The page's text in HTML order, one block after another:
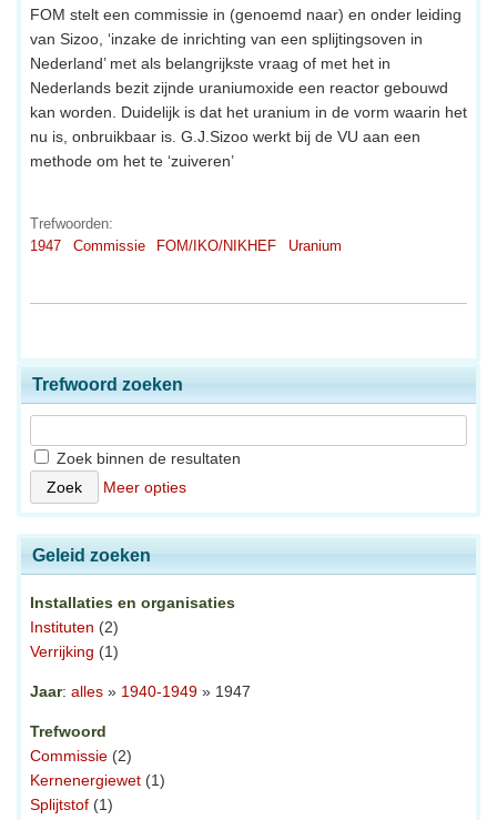
FOM stelt een commissie in (genoemd naar) en onder leiding
van Sizoo, ‘inzake de inrichting van een splijtingsoven in
Nederland’ met als belangrijkste vraag of met het in
Nederlands bezit zijnde uraniumoxide een reactor gebouwd
kan worden. Duidelijk is dat het uranium in de vorm waarin het
nu is, onbruikbaar is. G.J.Sizoo werkt bij de VU aan een
methode om het te ‘zuiveren’
Trefwoorden:
1947
Commissie FOM/IKO/NIKHEF Uranium
Trefwoord zoeken
Zoek binnen de resultaten
Meer opties
Geleid zoeken
Installaties en organisaties
Instituten (2)
Verrijking (1)
Jaar: alles » 1940-1949 » 1947
Trefwoord
Commissie (2)
Kernenergiewet (1)
Splijtstof (1)